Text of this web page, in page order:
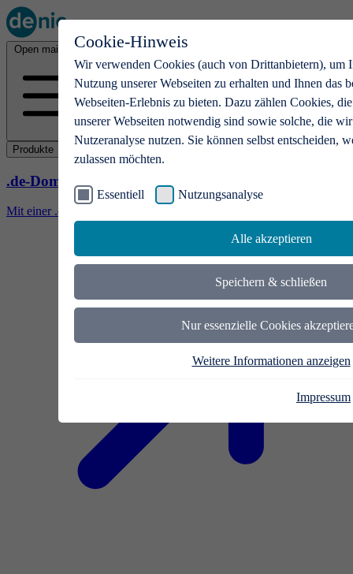
Cookie-Hinweis
Wir verwenden Cookies (auch von Drittanbietern), um
Nutzung unserer Webseiten zu erhalten und Ihnen das
Webseiten-Erlebnis zu bieten. Dazu zählen Cookies,
unserer Webseiten notwendig sind sowie solche, die
Nutzeranalyse nutzen. Sie können selbst entscheiden,
zulassen möchten.
Essentiell Nutzungsanalyse
Alle akzeptieren
Speichern & schließen
Nur essenzielle Cookies
Weitere Informationen anzeigen
Impressum
Open main menu
Produkte
.de-Domains
Mit einer .de-Domain erhalten Ideen eine Bühne